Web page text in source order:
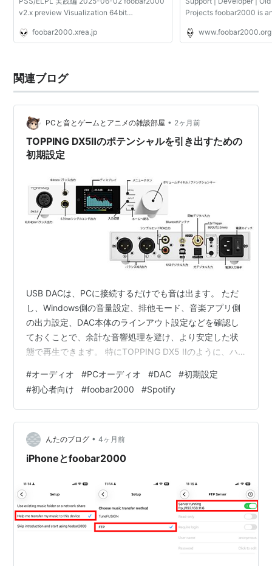
v2.x preview Visualization 64bit
2025-05-17 Skins (64bit compatible)
foobar2000.xrea.jp
Projects foobar2000 is
all mainstream audio
www.foobar2000.org
関連ブログ
PCと音とゲームとアニメの雑談部屋 • 2ヶ月前
TOPPING DX5Ⅱのポテンシャルを引き出すための
初期設定
USB DACは、PCに接続するだけでも音は出ます。 ただ
し、Windows側の音量設定、排他モード、音楽アプリ側
の出力設定、DAC本体のラインアウト設定などを確認し
ておくことで、余計な音響処理を避け、より安定した状
態で再生できます。 特にTOPPING DX5 IIのように、ハ
初期設定をきちんと確認しておくと、本機の機能を活か
しやすくなります。 この記事では、初心者でも迷わず設
定できるように、PCとの接続、Windows設定、DX5 II本
体設定、TOPPING Tune、foobar2000、Amazon Music
の設定まで、実際の…
#オーディオ #PCオーディオ #DAC #初期設定
#初心者向け #foobar2000 #Spotify
んたのブログ • 4ヶ月前
iPhoneとfoobar2000